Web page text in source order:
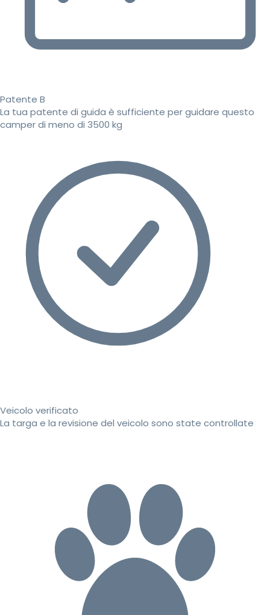
Patente B
La tua patente di guida è sufficiente per guidare questo
camper di meno di 3500 kg
Veicolo verificato
La targa e la revisione del veicolo sono state controllate